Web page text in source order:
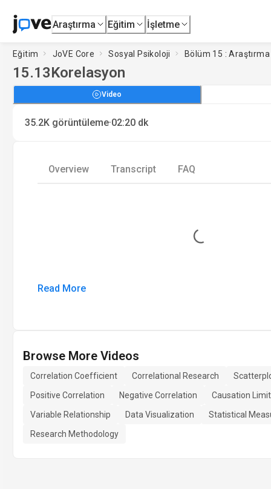
Araştırma Eğitim İşletme
Eğitim JoVE Core Sosyal Psikoloji Bölüm 15 :
15.13Korelasyon
Video
35.2K görüntüleme·02:20 dk
Overview Transcript FAQ
Loading...
Read More
Browse More Videos
Correlation Coefficient Correlational Research
Positive Correlation
Negative Correlation
Causation
Variable Relationship
Data Visualization
Statistical
Research Methodology